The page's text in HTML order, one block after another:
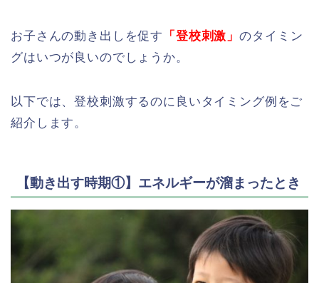
お子さんの動き出しを促す 「登校刺激」のタイミン
グはいつが良いのでしょうか。
以下では、登校刺激するのに良いタイミング例をご
紹介します。
【動き出す時期①】エネルギーが溜まったとき